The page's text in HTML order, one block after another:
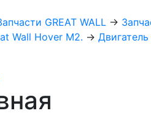
GREAT WALL →
Wall Hover M2. →